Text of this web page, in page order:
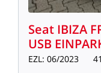
Seat IBIZA
USB
EZL: 06/2023